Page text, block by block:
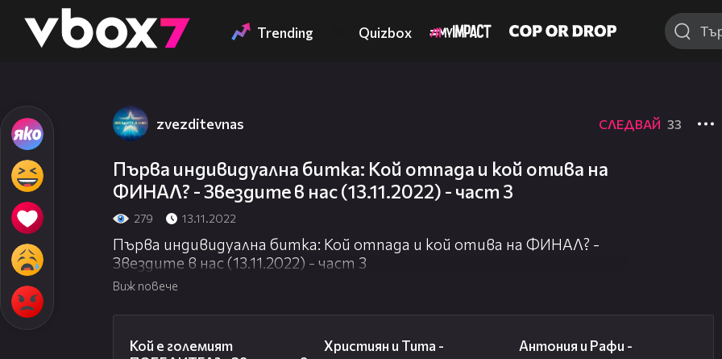
👾 Trending Quizbox
zvezditevnas СЛЕДВАЙ 33
Първа индивидуална битка: Кой отпада и кой отива на
ФИНАЛ? - Звездите в нас (13.11.2022) - част 3
279 13.11.2022
Първа индивидуална битка: Кой отпада и кой отива на ФИНАЛ? -
Звездите в нас (13.11.2022) - част 3
Виж повече
Кой е големият
Християн и Тита -
Антония и Рафи -